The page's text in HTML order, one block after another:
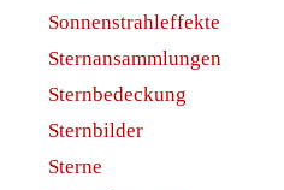
Sonnenstrahleffekte
Sternansammlungen
Sternbedeckung
Sternbilder
Sterne